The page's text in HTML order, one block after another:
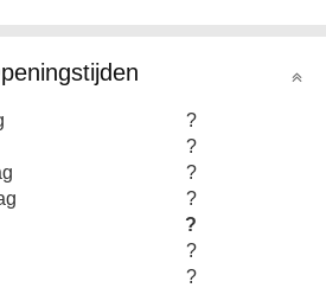
?
?
?
?
?
?
?